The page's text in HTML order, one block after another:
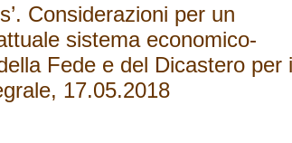
Considerazioni per un
sistema economico-
Fede e del Dicastero per
17.05.2018